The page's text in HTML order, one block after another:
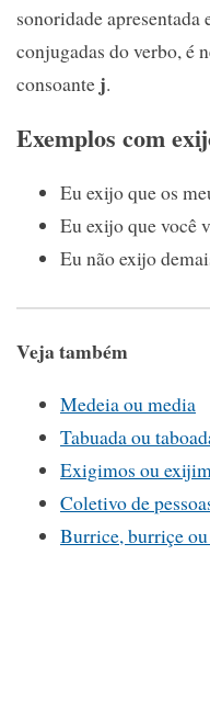
sonoridade
conjugadas do verbo, é
consoante j.
Exemplos com
Eu exijo que os
Eu exijo que você
Eu não exijo
Veja também
Medeia ou media
Tabuada ou
Exigimos ou
Coletivo de
Burrice, burriçe